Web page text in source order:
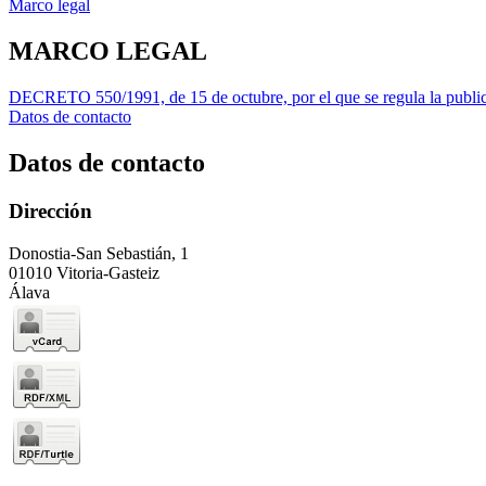
Marco legal
MARCO LEGAL
DECRETO 550/1991, de 15 de octubre, por el que se regula la
Datos de contacto
Datos de contacto
Dirección
Donostia-San Sebastián, 1
01010 Vitoria-Gasteiz
Álava